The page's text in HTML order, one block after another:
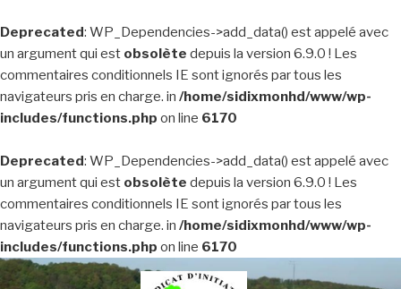
Deprecated: WP_Dependencies->add_data() est appelé avec
un argument qui est obsolète depuis la version 6.9.0 ! Les
commentaires conditionnels IE sont ignorés par tous les
navigateurs pris en charge. in /home/sidixmonhd/www/wp-
includes/functions.php on line 6170
Deprecated: WP_Dependencies->add_data() est appelé avec
un argument qui est obsolète depuis la version 6.9.0 ! Les
commentaires conditionnels IE sont ignorés par tous les
navigateurs pris en charge. in /home/sidixmonhd/www/wp-
includes/functions.php on line 6170
Aller